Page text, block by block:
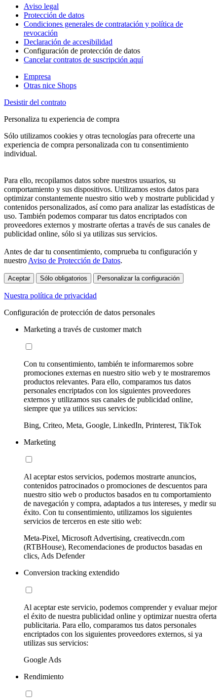
Aviso legal
Protección de datos
Condiciones generales de contratación y política de
revocación
Declaración de accesibilidad
Configuración de protección de datos
Cancelar contratos de suscripción aquí
Empresa
Otras nice Shops
Desistir del contrato
Personaliza tu experiencia de compra
Sólo utilizamos cookies y otras tecnologías para ofrecerte una
experiencia de compra personalizada con tu consentimiento
individual.
Para ello, recopilamos datos sobre nuestros usuarios, su
comportamiento y sus dispositivos. Utilizamos estos datos para
optimizar constantemente nuestro sitio web y mostrarte publicidad y
contenidos personalizados, así como para analizar las estadísticas de
uso. También podemos comparar tus datos encriptados con
proveedores externos y mostrarte ofertas a través de sus canales de
publicidad online, sólo si ya utilizas sus servicios.
Antes de dar tu consentimiento, comprueba tu configuración y
nuestro Aviso de Protección de Datos.
Aceptar Sólo obligatorios Personalizar la configuración
Nuestra política de privacidad
Configuración de protección de datos personales
Marketing a través de customer match
Con tu consentimiento, también te informaremos sobre
promociones externas en nuestro sitio web y te mostraremos
productos relevantes. Para ello, comparamos tus datos
personales encriptados con los siguientes proveedores
externos y utilizamos sus canales de publicidad online,
siempre que ya utilices sus servicios:
Bing, Criteo, Meta, Google, LinkedIn, Printerest, TikTok
Marketing
Al aceptar estos servicios, podemos mostrarte anuncios,
contenidos patrocinados o promociones de descuentos para
nuestro sitio web o productos basados en tu comportamiento
de navegación y compra, adaptados a tus intereses, y medir su
éxito. Con tu consentimiento, utilizamos los siguientes
servicios de terceros en este sitio web:
Meta-Pixel, Microsoft Advertising, creativecdn.com
(RTBHouse), Recomendaciones de productos basadas en
clics, Ads Defender
Conversion tracking extendido
Al aceptar este servicio, podemos comprender y evaluar mejor
el éxito de nuestra publicidad online y optimizar nuestra oferta
publicitaria. Para ello, comparamos tus datos personales
encriptados con los siguientes proveedores externos, si ya
utilizas sus servicios:
Google Ads
Rendimiento